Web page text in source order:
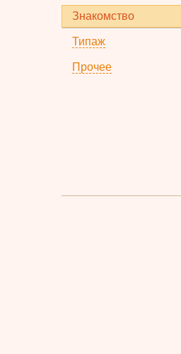
Знакомство
Типаж
Прочее